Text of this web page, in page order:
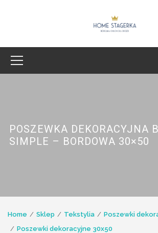
POSZEWKA DEKORACYJNA
SIMPLE – BORDOWA 30×50
Home Sklep Tekstylia
Poszewki
Poszewki dekoracyjne 30x50